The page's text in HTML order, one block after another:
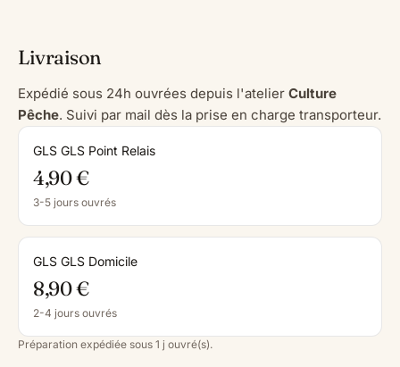
Livraison
Expédié sous 24h ouvrées depuis l'atelier Culture
Pêche. Suivi par mail dès la prise en charge transporteur.
GLS GLS Point Relais
4,90 €
3-5 jours ouvrés
GLS GLS Domicile
8,90 €
2-4 jours ouvrés
Préparation expédiée sous 1 j ouvré(s).